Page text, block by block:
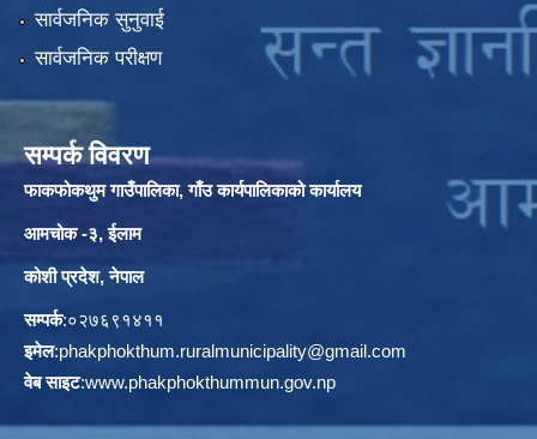
सार्वजनिक सुनुवाई
सार्वजनिक परीक्षण
सम्पर्क विवरण
फाकफोकथुम गाउँपालिका, गाँउ कार्यपालिकाको कार्यालय
आमचोक -३, ईलाम
कोशी प्रदेश, नेपाल
सम्पर्क:०२७६९१४११
इमेल:phakphokthum.ruralmunicipality@gmail.com
वेब साइट:www.phakphokthummun.gov.np